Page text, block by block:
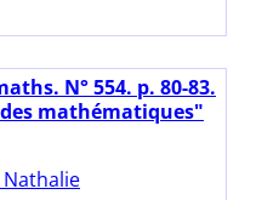
N° 554. p. 80-83.
mathématiques"
Nathalie